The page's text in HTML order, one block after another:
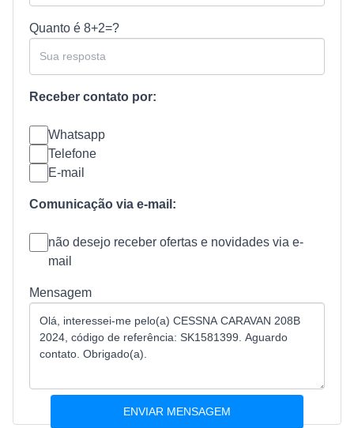
Quanto é 8+2=?
Receber contato por:
Whatsapp
Telefone
E-mail
Comunicação via e-mail:
não desejo receber ofertas e novidades via e-
mail
Mensagem